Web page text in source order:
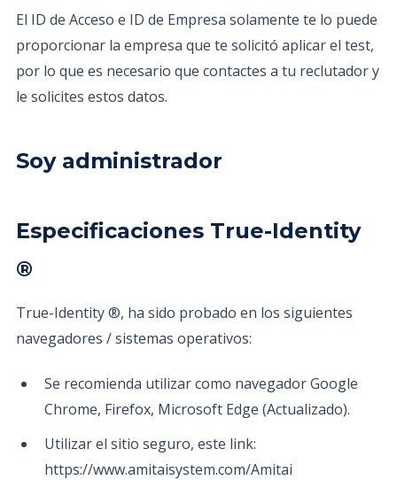
El ID de Acceso e ID de Empresa solamente te lo puede
proporcionar la empresa que te solicitó aplicar el test,
por lo que es necesario que contactes a tu reclutador y
le solicites estos datos.
Soy administrador
Especificaciones True-Identity
®
True-Identity ®, ha sido probado en los siguientes
navegadores / sistemas operativos:
Se recomienda utilizar como navegador Google
Chrome, Firefox, Microsoft Edge (Actualizado).
Utilizar el sitio seguro, este link:
https://www.amitaisystem.com/Amitai